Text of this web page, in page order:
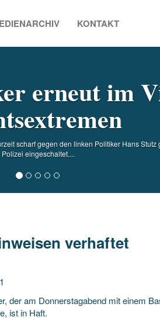
KONTAKT
erneut im
scharf gegen den linken Politiker Hans
Polizei eingeschaltet....
verhaftet
der am Donnerstagabend mit einem
ist in Haft.